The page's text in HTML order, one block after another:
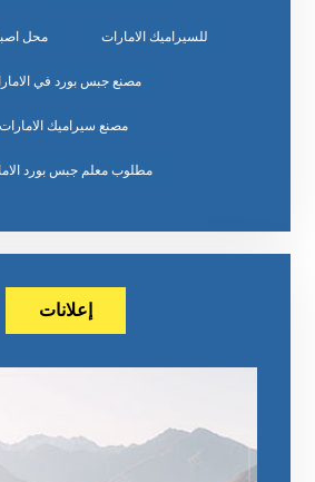
للسيراميك الامارات محل
مصنع جبس بورد في
مصنع سيراميك الامارات
مطلوب معلم جبس بورد
إعلانات